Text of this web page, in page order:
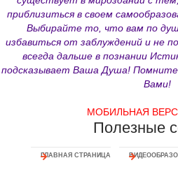
приблизиться в своем
Выбирайте то, что вам по
избавиться от заблуждений и не
всегда дальше в познании
подсказывает Ваша Душа!
Вами!
МОБИЛЬНАЯ
Полезные
ГЛАВНАЯ СТРАНИЦА